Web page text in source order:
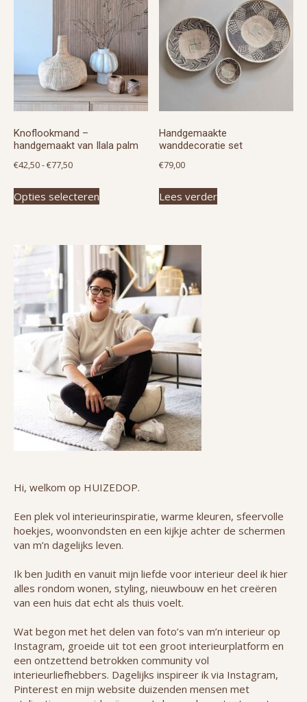
Knoflookmand –
handgemaakt van Ilala palm
€42,50-€77,50Prijsklasse:
tot
Opties selecteren
Dit
product
variaties.
Deze
optie
kan
gekozen
worden
op
de
productpagina
Handgemaakte
wanddecoratie set
€79,00
Lees verder
Hi, welkom op HUIZEDOP.
Een plek vol interieurinspiratie, warme kleuren, sfeervolle
hoekjes, woonvondsten en een kijkje achter de schermen
van m’n dagelijks leven.
Ik ben Judith en vanuit mijn liefde voor interieur deel ik hier
alles rondom wonen, styling, nieuwbouw en het creëren
van een huis dat echt als thuis voelt.
Wat begon met het delen van foto’s van m’n interieur op
Instagram, groeide uit tot een groot interieurplatform en
een ontzettend betrokken community vol
interieurliefhebbers. Dagelijks inspireer ik via Instagram,
Pinterest en mijn website duizenden mensen met